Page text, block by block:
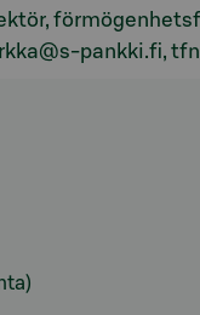
pankki.fi,